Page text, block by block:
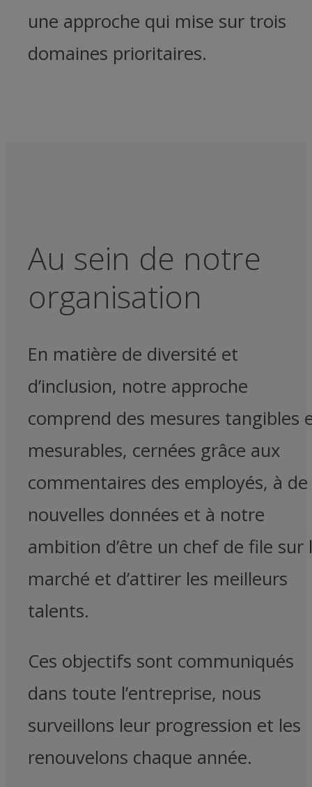
Au sein de notre
organisation
En matière de diversité et
d’inclusion, notre approche
comprend des mesures tangibles
mesurables, cernées grâce aux
commentaires des employés, à de
nouvelles données et à notre
ambition d’être un chef de file sur
marché et d’attirer les meilleurs
talents.
Ces objectifs sont communiqués
dans toute l’entreprise, nous
surveillons leur progression et les
renouvelons chaque année.